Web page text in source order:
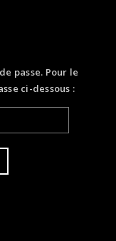
passe. Pour le
ci-dessous :